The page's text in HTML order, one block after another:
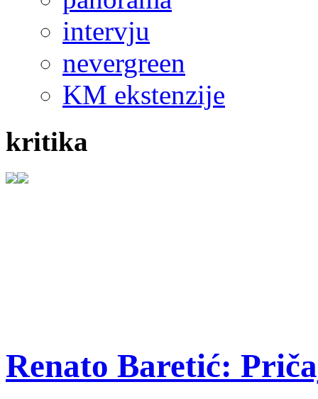
intervju
nevergreen
KM ekstenzije
kritika
Renato Baretić: